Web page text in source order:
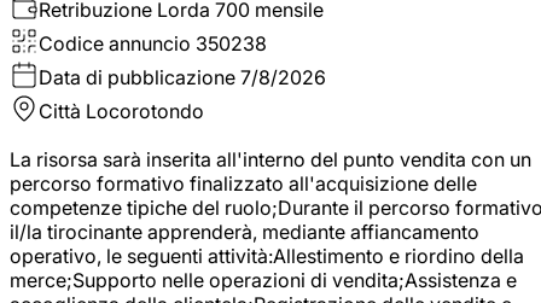
Retribuzione Lorda 700 mensile
Codice annuncio 350238
Data di pubblicazione 7/8/2026
Città Locorotondo
La risorsa sarà inserita all'interno del punto vendita con un
percorso formativo finalizzato all'acquisizione delle
competenze tipiche del ruolo;Durante il percorso
il/la tirocinante apprenderà, mediante affiancamento
operativo, le seguenti attività:Allestimento e riordino della
merce;Supporto nelle operazioni di vendita;Assistenza e